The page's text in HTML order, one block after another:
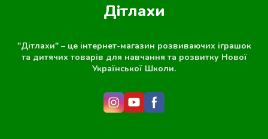
Дітлахи
"Дітлахи" – це інтернет-магазин розвиваючих іграшок
та дитячих товарів для навчання та розвитку Нової
Української Школи.